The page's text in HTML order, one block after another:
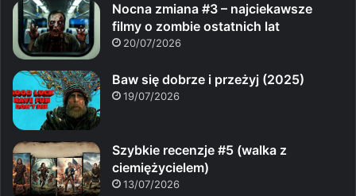
Nocna zmiana #3 – najciekawsze
filmy o zombie ostatnich lat
20/07/2026
Baw się dobrze i przeżyj (2025)
19/07/2026
Szybkie recenzje #5 (walka z
ciemiężycielem)
13/07/2026